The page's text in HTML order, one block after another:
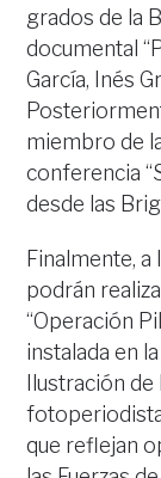
grados de la
documental
García, Inés
miembro de
conferencia
desde las
Finalmente,
podrán
“Operación
instalada en
Ilustración
que reflejan